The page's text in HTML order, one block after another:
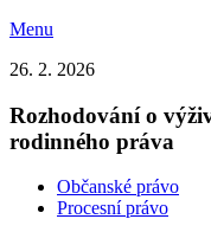
Menu
26. 2. 2026
Rozhodování o
rodinného práva
Občanské právo
Procesní právo